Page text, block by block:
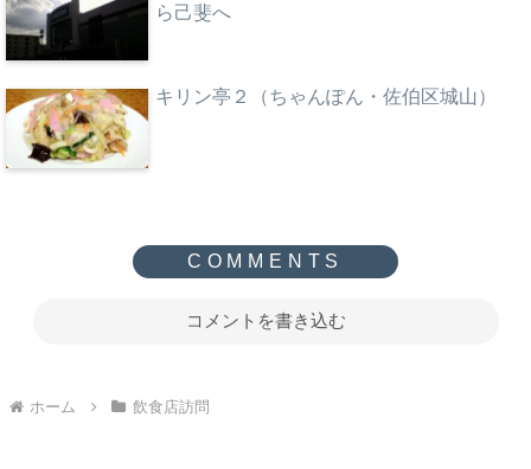
ら己斐へ
キリン亭２（ちゃんぽん・佐伯区城山）
コメントを書き込む
ホーム 飲食店訪問